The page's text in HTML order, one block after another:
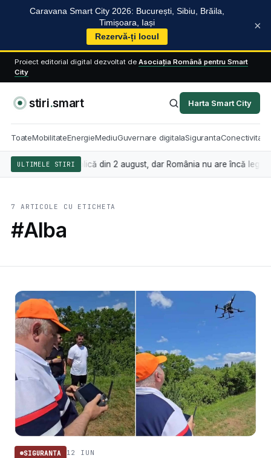
Caravana Smart City 2026: București, Sibiu, Brăila,
Timișoara, Iași
Rezervă-ți locul
×
Proiect editorial digital dezvoltat de Asociația Română pentru Smart
City
stiri.smart Harta Smart City
ToateMobilitateEnergieMediuGuvernare digitalaSigurantaConectivitate
ULTIMELE STIRI
artificială se aplică din 2 august, dar România nu are încă legea
7 ARTICOLE CU ETICHETA
#Alba
SIGURANTA 12 IUN